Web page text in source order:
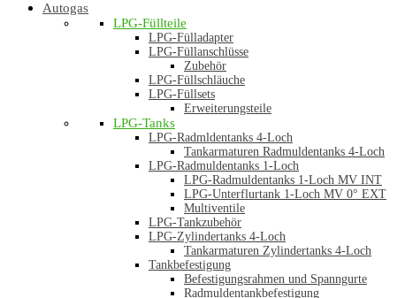
Autogas
LPG-Füllteile
LPG-Fülladapter
LPG-Füllanschlüsse
Zubehör
LPG-Füllschläuche
LPG-Füllsets
Erweiterungsteile
LPG-Tanks
LPG-Radmldentanks 4-Loch
Tankarmaturen Radmuldentanks 4-Loch
LPG-Radmuldentanks 1-Loch
LPG-Radmuldentanks 1-Loch MV INT
LPG-Unterflurtank 1-Loch MV 0° EXT
Multiventile
LPG-Tankzubehör
LPG-Zylindertanks 4-Loch
Tankarmaturen Zylindertanks 4-Loch
Tankbefestigung
Befestigungsrahmen und Spanngurte
Radmuldentankbefestigung